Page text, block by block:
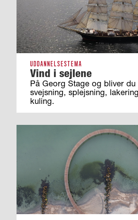
UDDANNELSESTEMA
Vind i sejlene
På Georg Stage og bliver du
svejsning, splejsning,
kuling.